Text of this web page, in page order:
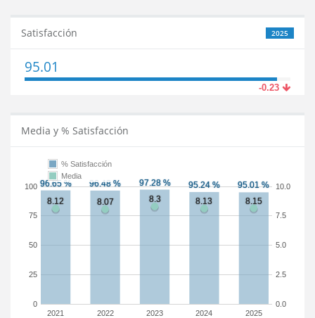
2025
Satisfacción
95.01
-0.23
Media y % Satisfacción
2021 2022 2023 2024 2025
0
25
50
75
100
0.0
2.5
5.0
7.5
10.0
% Satisfacción
Media